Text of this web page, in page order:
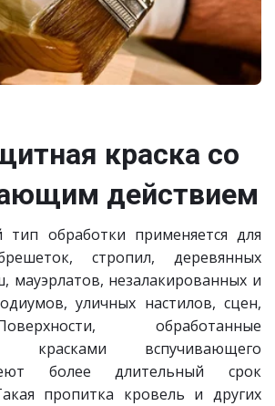
краска со
действием
применяется для
стропил, деревянных
мауэрлатов, незалакированных и
уличных настилов, сцен,
обработанные
красками вспучивающего
более длительный срок
пропитка кровель и других